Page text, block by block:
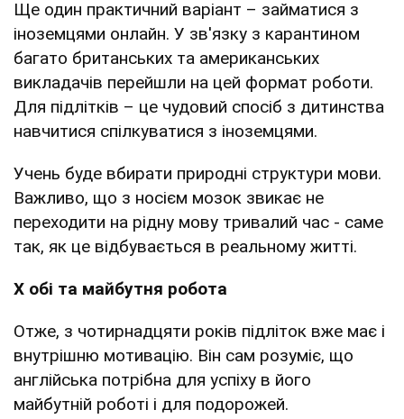
Ще один практичний варіант – займатися з
іноземцями онлайн. У зв'язку з карантином
багато британських та американських
викладачів перейшли на цей формат роботи.
Для підлітків – це чудовий спосіб з дитинства
навчитися спілкуватися з іноземцями.
Учень буде вбирати природні структури мови.
Важливо, що з носієм мозок звикає не
переходити на рідну мову тривалий час - саме
так, як це відбувається в реальному житті.
Х обі та майбутня робота
Отже, з чотирнадцяти років підліток вже має і
внутрішню мотивацію. Він сам розуміє, що
англійська потрібна для успіху в його
майбутній роботі і для подорожей.